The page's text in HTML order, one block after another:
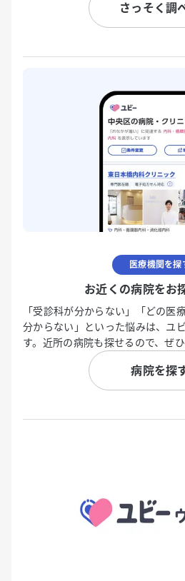
さっそく調
医療機関を探
お近くの病院をお
「受診科が分からない」「どの医
分からない」といった悩みは、ユ
す。近所の病院も探せるので、ぜ
病院を探